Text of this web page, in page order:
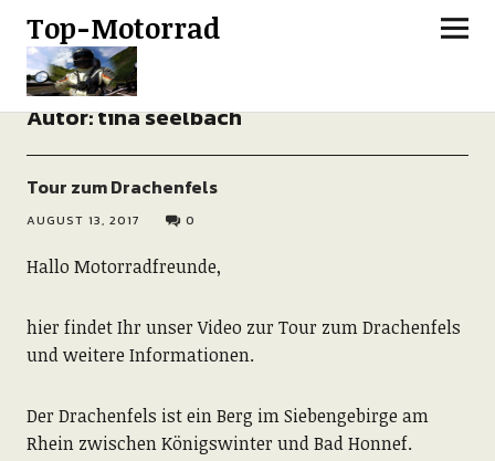
Top-Motorrad
Autor:tina seelbach
Tour zum Drachenfels
AUGUST 13, 2017 0
Hallo Motorradfreunde,
hier findet Ihr unser Video zur Tour zum Drachenfels
und weitere Informationen.
Der Drachenfels ist ein Berg im Siebengebirge am
Rhein zwischen Königswinter und Bad Honnef.